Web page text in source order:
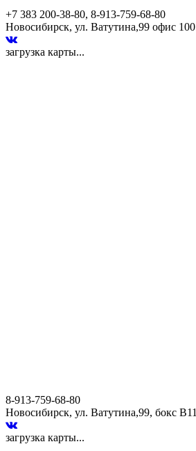
+7 383 200-38-80, 8-913-759-68-80
Новосибирск, ул. Ватутина,99 офис 100
загрузка карты...
8-913-759-68-80
Новосибирск, ул. Ватутина,99, бокс В11
загрузка карты...